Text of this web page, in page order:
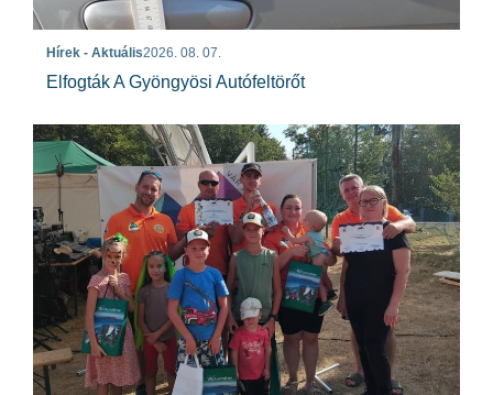
Hírek - Aktuális2026. 08. 07.
Elfogták A Gyöngyösi Autófeltörőt